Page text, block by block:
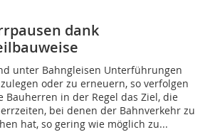
dank
unter Bahngleisen Unterführungen
oder zu erneuern, so verfolgen
Bauherren in der Regel das Ziel, die
bei denen der Bahnverkehr zu
hat, so gering wie möglich zu...